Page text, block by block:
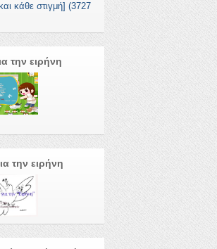
κάθε στιγμή] (3727
την ειρήνη
την ειρήνη